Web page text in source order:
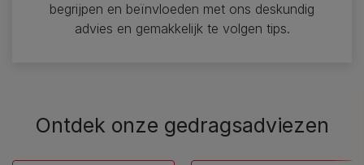
begrijpen en beïnvloeden met ons deskundig
advies en gemakkelijk te volgen tips.
Ontdek onze gedragsadviezen​